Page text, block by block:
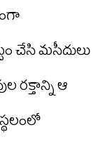
చేసి మసీదులు
రక్తాన్ని ఆ